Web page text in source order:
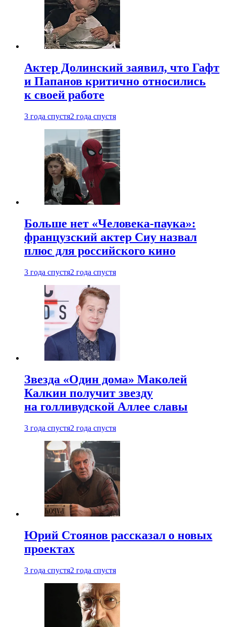
Актер Долинский заявил, что Гафт
и Папанов критично относились
к своей работе
3 года спустя2 года спустя
Больше нет «Человека-паука»:
французский актер Сиу назвал
плюс для российского кино
3 года спустя2 года спустя
Звезда «Один дома» Маколей
Калкин получит звезду
на голливудской Аллее славы
3 года спустя2 года спустя
Юрий Стоянов рассказал о новых
проектах
3 года спустя2 года спустя